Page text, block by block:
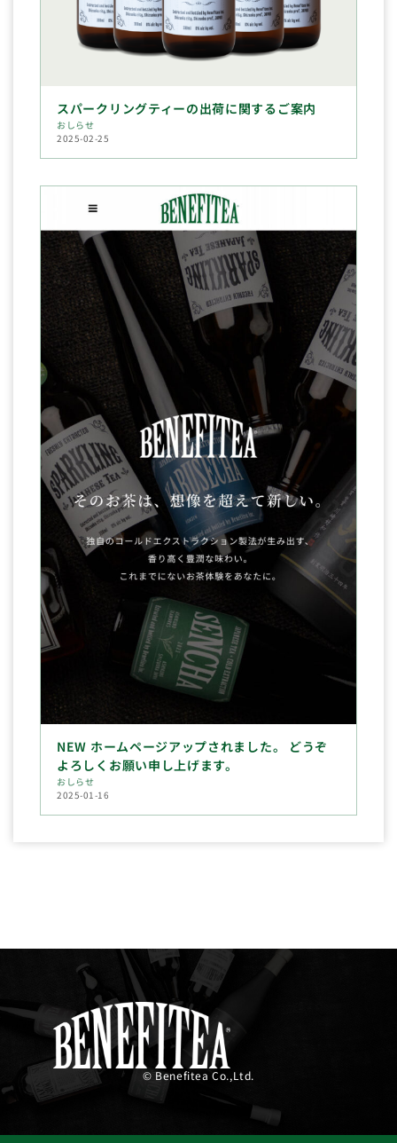
スパークリングティーの出荷に関するご案内
おしらせ
2025-02-25
NEW ホームページアップされました。 どうぞ
よろしくお願い申し上げます。
おしらせ
2025-01-16
© Benefitea Co.,Ltd.